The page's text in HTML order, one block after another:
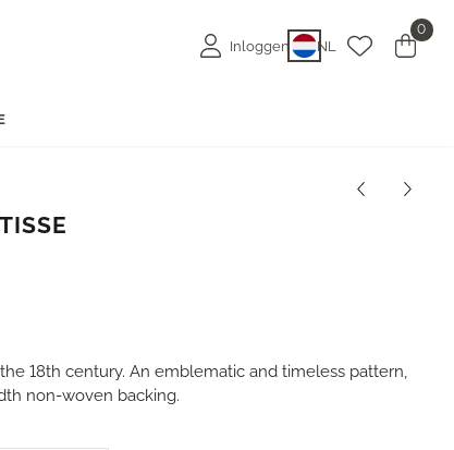
Inloggen NL
0
18th century. An emblematic and timeless pattern,
non-woven backing.